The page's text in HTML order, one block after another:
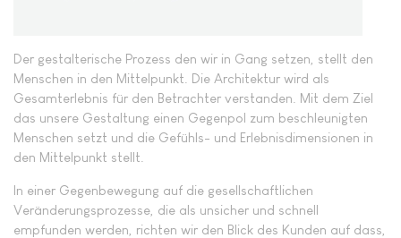
Der gestalterische Prozess den wir in Gang setzen, stellt den
Menschen in den Mittelpunkt. Die Architektur wird als
Gesamterlebnis für den Betrachter verstanden. Mit dem Ziel
das unsere Gestaltung einen Gegenpol zum beschleunigten
Menschen setzt und die Gefühls- und Erlebnisdimensionen in
den Mittelpunkt stellt.
In einer Gegenbewegung auf die gesellschaftlichen
Veränderungsprozesse, die als unsicher und schnell
empfunden werden, richten wir den Blick des Kunden auf dass,